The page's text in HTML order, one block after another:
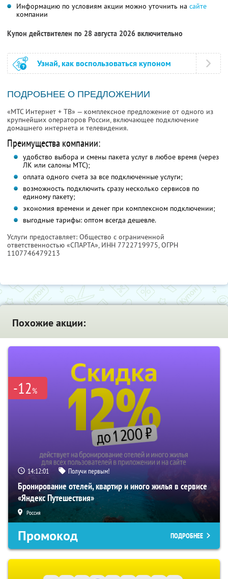
Информацию по условиям акции можно уточнить на сайте
компании
Купон действителен по 28 августа 2026 включительно
Узнай, как воспользоваться купоном
ПОДРОБНЕЕ О ПРЕДЛОЖЕНИИ
«МТС Интернет + ТВ» — комплексное предложение от одного из
крупнейших операторов России, включающее подключение
домашнего интернета и телевидения.
Преимущества компании:
удобство выбора и смены пакета услуг в любое время (через
ЛК или салоны МТС);
оплата одного счета за все подключенные услуги;
возможность подключить сразу несколько сервисов по
единому пакету;
экономия времени и денег при комплексном подключении;
выгодные тарифы: оптом всегда дешевле.
Услуги предоставляет: Общество с ограниченной
ответственностью «СПАРТА», ИНН 7722719975, ОГРН
1107746479213
Похожие акции:
-12%
14:12:00 Получи первым!
Бронирование отелей, квартир и иного жилья в сервисе
«Яндекс Путешествия»
Россия
Промокод ПОДРОБНЕЕ